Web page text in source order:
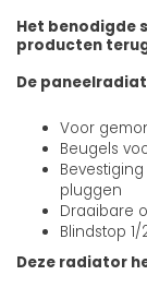
Het benodigde
producten
De
Voor
Beugels
pluggen
Draaibare
Blindstop
Deze radiator